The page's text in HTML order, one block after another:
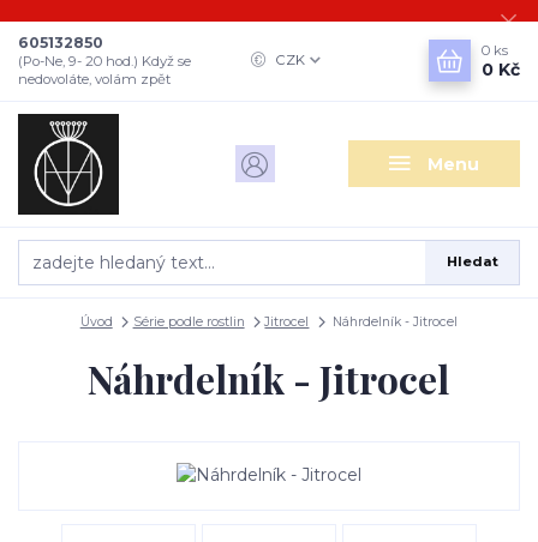
Menu
CZK
Hledat
605132850
(Po-Ne, 9- 20 hod.) Když se
nedovoláte, volám zpět
0 ks
0 Kč
Úvod Série podle rostlin Jitrocel Náhrdelník - Jitrocel
Náhrdelník - Jitrocel